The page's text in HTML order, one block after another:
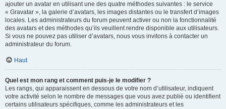
ajouter un avatar en utilisant une des quatre méthodes suivantes : le service
« Gravatar », la galerie d’avatars, les images distantes ou le transfert d’images
locales. Les administrateurs du forum peuvent activer ou non la fonctionnalité
des avatars et des méthodes qu’ils veuillent rendre disponible aux utilisateurs.
Si vous ne pouvez pas utiliser d’avatars, nous vous invitons à contacter un
administrateur du forum.
Haut
Quel est mon rang et comment puis-je le modifier ?
Les rangs, qui apparaissent en dessous de votre nom d’utilisateur, indiquent
votre activité selon le nombre de messages que vous avez publié ou identifient
certains utilisateurs spécifiques, comme les administrateurs et les